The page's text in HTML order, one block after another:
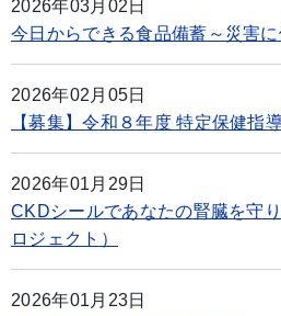
2026年03月02日
今日からできる食品備蓄～災害
2026年02月05日
【募集】令和８年度 特定保健指
2026年01月29日
CKDシールであなたの腎臓を守
ロジェクト）
2026年01月23日